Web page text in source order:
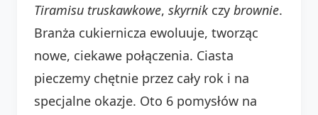
Tiramisu truskawkowe, skyrnik czy brownie.
Branża cukiernicza ewoluuje, tworząc
nowe, ciekawe połączenia. Ciasta
pieczemy chętnie przez cały rok i na
specjalne okazje. Oto 6 pomysłów na